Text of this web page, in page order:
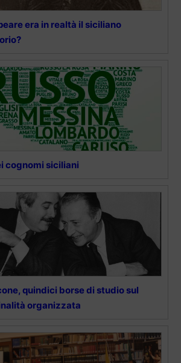
era in realtà il siciliano
cognomi siciliani
quindici borse di studio sul
organizzata